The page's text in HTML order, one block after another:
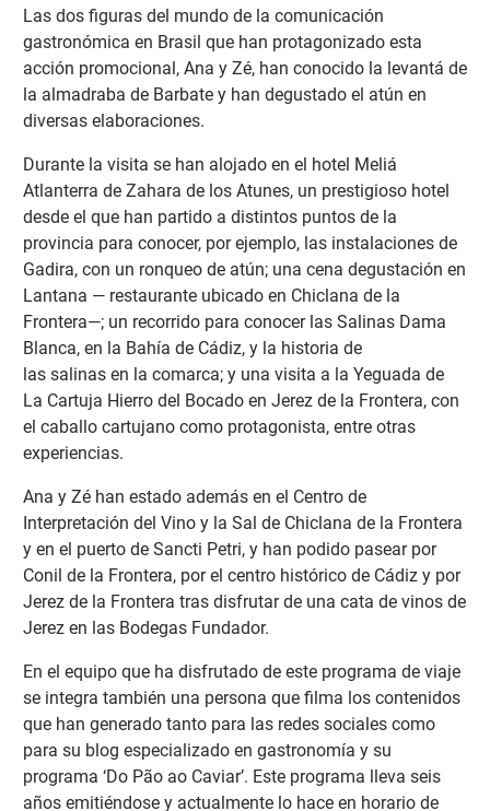
Las dos figuras del mundo de la comunicación
gastronómica en Brasil que han protagonizado esta
acción promocional, Ana y Zé, han conocido la levantá de
la almadraba de Barbate y han degustado el atún en
diversas elaboraciones.
Durante la visita se han alojado en el hotel Meliá
Atlanterra de Zahara de los Atunes, un prestigioso hotel
desde el que han partido a distintos puntos de la
provincia para conocer, por ejemplo, las instalaciones de
Gadira, con un ronqueo de atún; una cena degustación en
Lantana — restaurante ubicado en Chiclana de la
Frontera—; un recorrido para conocer las Salinas Dama
Blanca, en la Bahía de Cádiz, y la historia de
las salinas en la comarca; y una visita a la Yeguada de
La Cartuja Hierro del Bocado en Jerez de la Frontera, con
el caballo cartujano como protagonista, entre otras
experiencias.
Ana y Zé han estado además en el Centro de
Interpretación del Vino y la Sal de Chiclana de la Frontera
y en el puerto de Sancti Petri, y han podido pasear por
Conil de la Frontera, por el centro histórico de Cádiz y por
Jerez de la Frontera tras disfrutar de una cata de vinos de
Jerez en las Bodegas Fundador.
En el equipo que ha disfrutado de este programa de viaje
se integra también una persona que filma los contenidos
que han generado tanto para las redes sociales como
para su blog especializado en gastronomía y su
programa ‘Do Pão ao Caviar’. Este programa lleva seis
años emitiéndose y actualmente lo hace en horario de